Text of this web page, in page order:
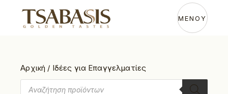
ΜΕΝΟΥ
Αρχική / Ιδέες για Επαγγελματίες